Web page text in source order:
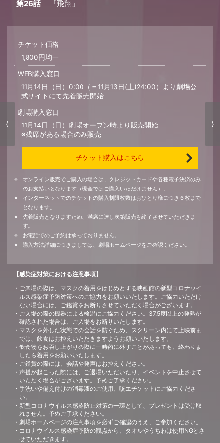
第26話 「飛翔」
チケット価格
1,800円均一
WEB購入窓口
11月14日（日）0:00（＝11月13日(土)24:00）より劇場公
式サイトにて先着販売開始
劇場購入窓口
11月14日（日）劇場オープン時より販売開始
※残席がある場合のみ販売
チケット購入はこちら
オンライン販売でご購入の場合は、クレジットカードや各種電子決済のみ
のお支払いとなります（現金ではご購入いただけません）。
インターネットでのチケットの購入制限枚数はおひとり様につき６枚まで
となります。
先着販売となりますため、満席に達し次第販売を終了させていただきま
す。
お電話でのご予約は承っておりません。
購入方法詳細につきましては、劇場ホームページをご確認ください。
【感染症対策における注意事項】
ご来場の際は、マスクの着用をはじめとする映画館の新型コロナウイ
ルス感染症予防対策へのご協力をお願いいたします。ご協力いただけ
ない場合には、ご鑑賞をお断りさせていただく場合がございます。
ご入場の際の機器による検温にご協力ください。37.5度以上の発熱が
確認された場合は、ご入場をお断りいたします。
マスクを外した状態での会話を防ぐため、スクリーン内にて上映前ま
では、飲食はお控えいただきますようお願いいたします。
飲食物をお召し上がりの際に一時的に外すことがあっても、終わりま
したら着用をお願いいたします。
ご鑑賞の際には、会話や発声はお控えください。
声援が起こった際には、ご退場いただいたり、イベントを中止させて
いただく場合がございます。予めご了承ください。
手洗いや備え付けの消毒液のご使用、咳エチケットにご協力くださ
い。
新型コロナウイルス感染防止対策の一環として、プレゼントは受け取
れません。予めご了承ください。
劇場ホームページの注意事項を必ずご確認のうえ、ご参加ください。
コロナウイルス感染症予防の観点から、タオルやうちわは使用NGとさ
せていただきます。
⟨ ⟩